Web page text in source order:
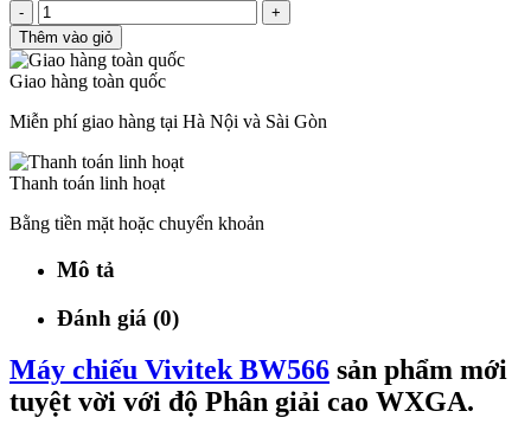
-
+
Thêm vào giỏ
Giao hàng toàn quốc
Miễn phí giao hàng tại Hà Nội và Sài Gòn
Thanh toán linh hoạt
Bằng tiền mặt hoặc chuyển khoản
Mô tả
Đánh giá (0)
Máy chiếu Vivitek BW566 sản phẩm mới
tuyệt vời với độ Phân giải cao WXGA.